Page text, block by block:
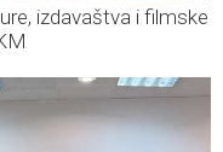
izdavaštva i filmske